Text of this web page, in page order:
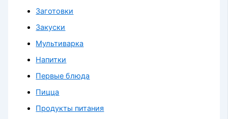
Заготовки
Закуски
Мультиварка
Напитки
Первые блюда
Пицца
Продукты питания